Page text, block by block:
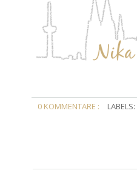
0 KOMMENTARE : LABELS: